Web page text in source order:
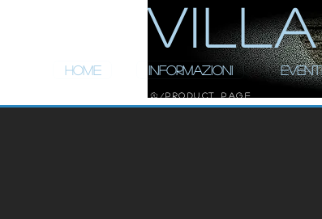
HOME INFORMAZIONI EVENTI
/ Product Page